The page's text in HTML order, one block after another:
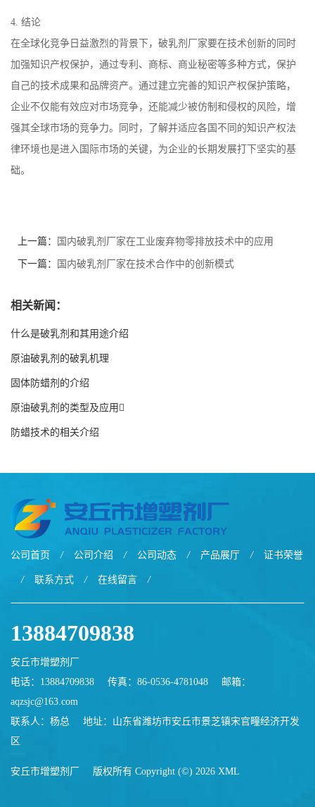
4. 结论
在全球化竞争日益激烈的背景下，破乳剂厂家要在技术创新的同时
加强知识产权保护，通过专利、商标、商业秘密等多种方式，保护
自己的技术成果和品牌资产。通过建立完善的知识产权保护策略，
企业不仅能有效应对市场竞争，还能减少被仿制和侵权的风险，增
强其全球市场的竞争力。同时，了解并适应各国不同的知识产权法
律环境也是进入国际市场的关键，为企业的长期发展打下坚实的基
础。
上一篇： 国内破乳剂厂家在工业废弃物零排放技术中的应用
下一篇： 国内破乳剂厂家在技术合作中的创新模式
相关新闻：
什么是破乳剂和其用途介绍
原油破乳剂的破乳机理
固体防蜡剂的介绍
原油破乳剂的类型及应用
防蜡技术的相关介绍
公司首页 / 公司介绍 / 公司动态 / 产品展厅 / 证书荣誉
/ 联系方式 / 在线留言 /
13884709838
安丘市增塑剂厂
电话：13884709838
传真：86-0536-4781048
邮箱：
aqzsjc@163.com
联系人：杨总
地址：山东省潍坊市安丘市景芝镇宋官疃经济开发
区
安丘市增塑剂厂 版权所有 Copyright (©) 2026 XML